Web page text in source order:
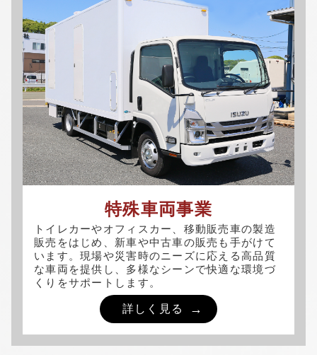
特殊車両事業
トイレカーやオフィスカー、移動販売車の製造
販売をはじめ、新車や中古車の販売も手がけて
います。現場や災害時のニーズに応える高品質
な車両を提供し、多様なシーンで快適な環境づ
くりをサポートします。
詳しく見る